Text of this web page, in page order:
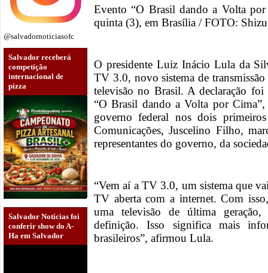
@salvadornoticiasofc
Salvador receberá
competição
internacional de
pizza
Salvador Notícias foi
conferir show do A-
Ha em Salvador
Evento “O Brasil dando a Volta
quinta (3), em Brasília / FOTO:
O presidente Luiz Inácio Lula da
TV 3.0, novo sistema de
televisão no Brasil. A declaração
“O Brasil dando a Volta por Cima”,
governo federal nos dois
Comunicações, Juscelino Filho,
representantes do governo, da
“Vem aí a TV 3.0, um sistema que
TV aberta com a internet. Com
uma televisão de última
definição. Isso significa mais
brasileiros”, afirmou Lula.